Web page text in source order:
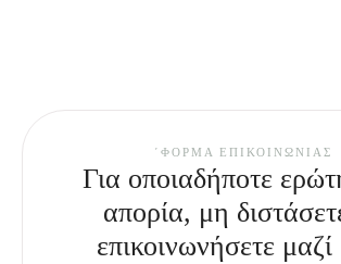
΄ΦΌΡΜΑ ΕΠΙΚΟΙΝΩΝΊΑΣ
Για οποιαδήποτε
απορία, μη
επικοινωνήσετε